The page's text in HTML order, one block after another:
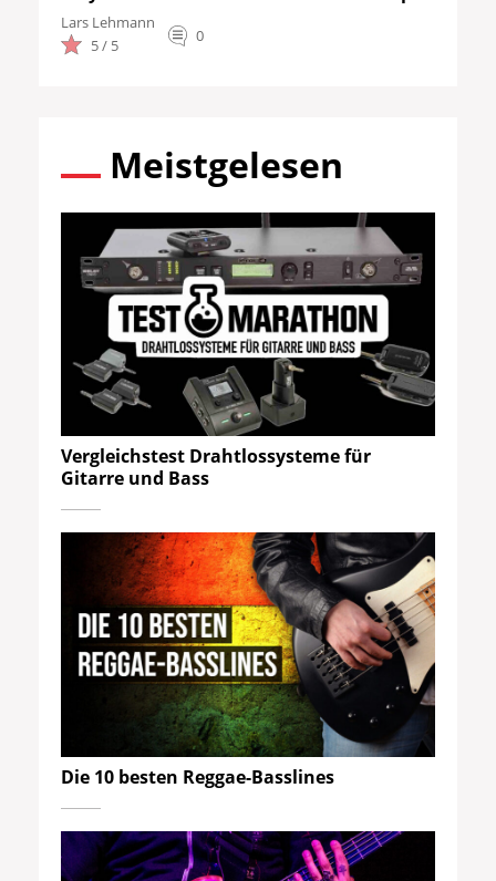
Lars Lehmann
5 / 5
0
Meistgelesen
Vergleichstest Drahtlossysteme für
Gitarre und Bass
Die 10 besten Reggae-Basslines